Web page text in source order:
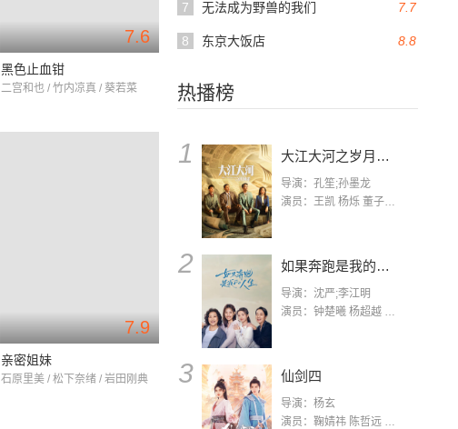
7.7
7 无法成为野兽的我们
8.8
8 东京大饭店
热播榜
1 大江大河之岁月如歌
导演：孔笙;孙墨龙
演员：王凯 杨烁 董子健 杨采钰 张佳宁 练练 林栋甫 房子斌
2 如果奔跑是我的人生
导演：沈严;李江明
演员：钟楚曦 杨超越 许娣 陈小艺 侯雯元 宋洋 王宥钧 李添诺
3 仙剑四
导演：杨玄
演员：鞠婧祎 陈哲远 茅子俊 毛晓慧 王媛可 张志浩 林枫松 张帆（演员）
7.6
黑色止血钳
二宫和也 / 竹内凉真 / 葵若菜
7.9
亲密姐妹
石原里美 / 松下奈绪 / 岩田刚典